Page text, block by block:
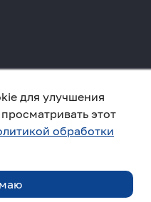
для улучшения
этот
обработки